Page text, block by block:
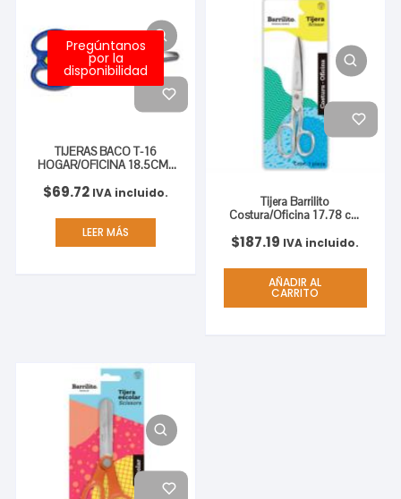
Pregúntanos
por la
disponibilidad
TIJERAS BACO T-16
HOGAR/OFICINA 18.5CMS
$69.72 IVA incluido.
LEER MÁS
Tijera Barrilito
Costura/Oficina 17.78 cm
$187.19 IVA incluido.
AÑADIR AL
CARRITO